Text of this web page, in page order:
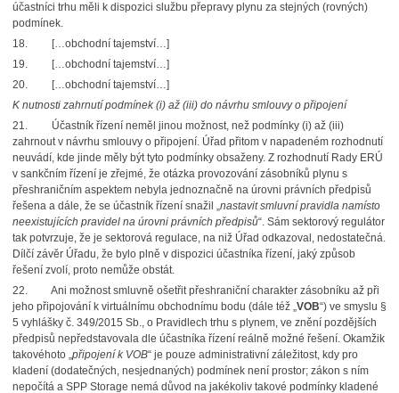
účastníci trhu měli k dispozici službu přepravy plynu za stejných (rovných)
podmínek.
18. […obchodní tajemství…]
19. […obchodní tajemství…]
20. […obchodní tajemství…]
K nutnosti zahrnutí podmínek (i) až (iii) do návrhu smlouvy o připojení
21. Účastník řízení neměl jinou možnost, než podmínky (i) až (iii)
zahrnout v návrhu smlouvy o připojení. Úřad přitom v napadeném rozhodnutí
neuvádí, kde jinde měly být tyto podmínky obsaženy. Z rozhodnutí Rady ERÚ
v sankčním řízení je zřejmé, že otázka provozování zásobníků plynu s
přeshraničním aspektem nebyla jednoznačně na úrovni právních předpisů
řešena a dále, že se účastník řízení snažil „nastavit smluvní pravidla namísto
neexistujících pravidel na úrovni právních předpisů“. Sám sektorový regulátor
tak potvrzuje, že je sektorová regulace, na niž Úřad odkazoval, nedostatečná.
Dílčí závěr Úřadu, že bylo plně v dispozici účastníka řízení, jaký způsob
řešení zvolí, proto nemůže obstát.
22. Ani možnost smluvně ošetřit přeshraniční charakter zásobníku až při
jeho připojování k virtuálnímu obchodnímu bodu (dále též „VOB“) ve smyslu §
5 vyhlášky č. 349/2015 Sb., o Pravidlech trhu s plynem, ve znění pozdějších
předpisů nepředstavovala dle účastníka řízení reálně možné řešení. Okamžik
takovéhoto „připojení k VOB“ je pouze administrativní záležitost, kdy pro
kladení (dodatečných, nesjednaných) podmínek není prostor; zákon s ním
nepočítá a SPP Storage nemá důvod na jakékoliv takové podmínky kladené